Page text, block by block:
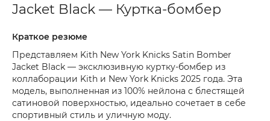
Jacket Black — Куртка-бомбер
Краткое резюме
Представляем Kith New York Knicks Satin Bomber
Jacket Black — эксклюзивную куртку-бомбер из
коллаборации Kith и New York Knicks 2025 года. Эта
модель, выполненная из 100% нейлона с блестящей
сатиновой поверхностью, идеально сочетает в себе
спортивный стиль и уличную моду.